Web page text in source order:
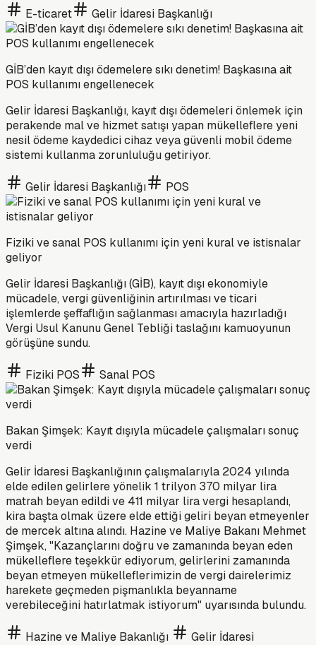
E-ticaret Gelir İdaresi Başkanlığı
GİB’den kayıt dışı ödemelere sıkı denetim! Başkasına ait
POS kullanımı engellenecek
Gelir İdaresi Başkanlığı, kayıt dışı ödemeleri önlemek için
perakende mal ve hizmet satışı yapan mükelleflere yeni
nesil ödeme kaydedici cihaz veya güvenli mobil ödeme
sistemi kullanma zorunluluğu getiriyor.
Gelir İdaresi Başkanlığı POS
Fiziki ve sanal POS kullanımı için yeni kural ve istisnalar
geliyor
Gelir İdaresi Başkanlığı (GİB), kayıt dışı ekonomiyle
mücadele, vergi güvenliğinin artırılması ve ticari
işlemlerde şeffaflığın sağlanması amacıyla hazırladığı
Vergi Usul Kanunu Genel Tebliği taslağını kamuoyunun
görüşüne sundu.
Fiziki POS Sanal POS
Bakan Şimşek: Kayıt dışıyla mücadele çalışmaları sonuç
verdi
Gelir İdaresi Başkanlığının çalışmalarıyla 2024 yılında
elde edilen gelirlere yönelik 1 trilyon 370 milyar lira
matrah beyan edildi ve 411 milyar lira vergi hesaplandı,
kira başta olmak üzere elde ettiği geliri beyan etmeyenler
de mercek altına alındı. Hazine ve Maliye Bakanı Mehmet
Şimşek, "Kazançlarını doğru ve zamanında beyan eden
mükelleflere teşekkür ediyorum, gelirlerini zamanında
beyan etmeyen mükelleflerimizin de vergi dairelerimiz
harekete geçmeden pişmanlıkla beyanname
verebileceğini hatırlatmak istiyorum" uyarısında bulundu.
Hazine ve Maliye Bakanlığı
Gelir İdaresi